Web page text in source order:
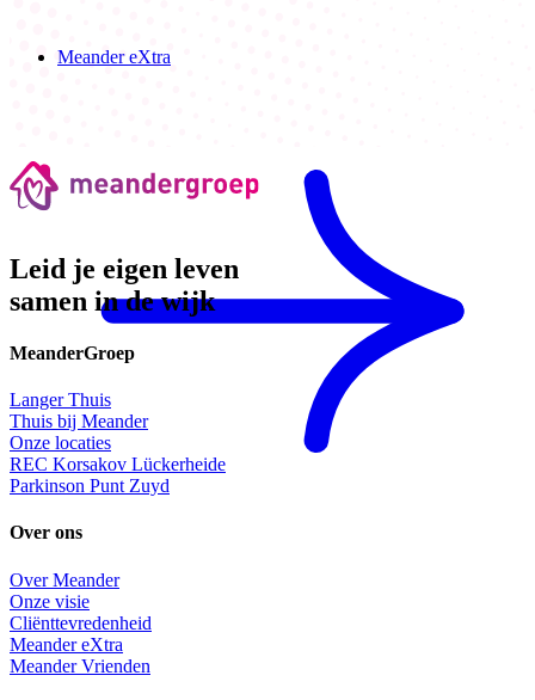
Meander eXtra
Leid je eigen leven
samen in de wijk
MeanderGroep
Langer Thuis
Thuis bij Meander
Onze locaties
REC Korsakov Lückerheide
Parkinson Punt Zuyd
Over ons
Over Meander
Onze visie
Cliënttevredenheid
Meander eXtra
Meander Vrienden